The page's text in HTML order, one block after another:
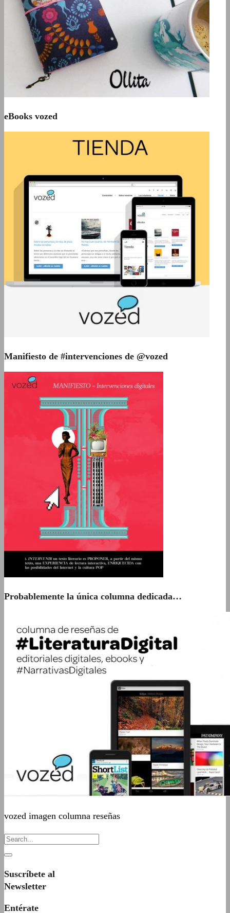
eBooks vozed
Manifiesto de #intervenciones de @vozed
Probablemente la única columna dedicada…
vozed imagen columna reseñas
Suscríbete al
Newsletter
Entérate